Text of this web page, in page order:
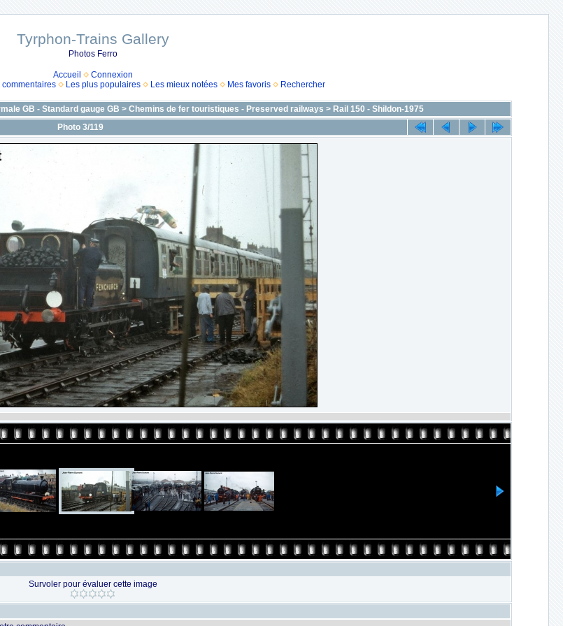
Tyrphon-Trains Gallery
Photos Ferro
Accueil
Connexion
commentaires Les plus populaires Les mieux notées Mes favoris Rechercher
GB - Standard gauge GB > Chemins de fer touristiques - Preserved railways > Rail 150 - Shildon-1975
Photo 3/119
Survoler pour évaluer cette image